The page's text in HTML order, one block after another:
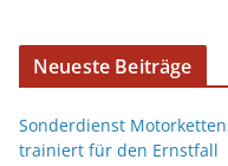
Neueste Beiträge
Sonderdienst
trainiert für den Ernstfall